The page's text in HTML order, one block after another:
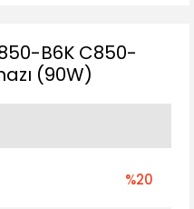
B6K C850-
(90W)
%20